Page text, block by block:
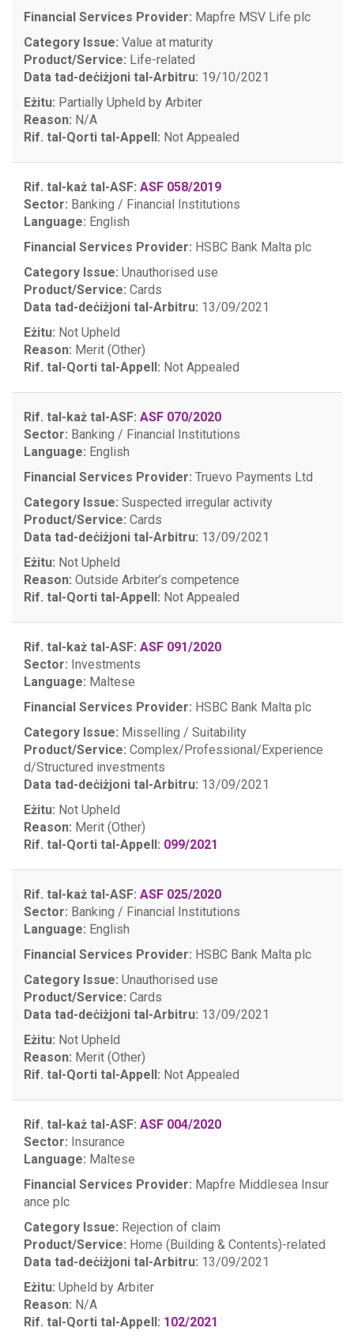
Financial Services Provider: Mapfre MSV Life plc
Category Issue: Value at maturity
Product/Service: Life-related
Data tad-deċiżjoni tal-Arbitru: 19/10/2021
Eżitu: Partially Upheld by Arbiter
Reason: N/A
Rif. tal-Qorti tal-Appell: Not Appealed
Rif. tal-każ tal-ASF: ASF 058/2019
Sector: Banking / Financial Institutions
Language: English
Financial Services Provider: HSBC Bank Malta plc
Category Issue: Unauthorised use
Product/Service: Cards
Data tad-deċiżjoni tal-Arbitru: 13/09/2021
Eżitu: Not Upheld
Reason: Merit (Other)
Rif. tal-Qorti tal-Appell: Not Appealed
Rif. tal-każ tal-ASF: ASF 070/2020
Sector: Banking / Financial Institutions
Language: English
Financial Services Provider: Truevo Payments Ltd
Category Issue: Suspected irregular activity
Product/Service: Cards
Data tad-deċiżjoni tal-Arbitru: 13/09/2021
Eżitu: Not Upheld
Reason: Outside Arbiter’s competence
Rif. tal-Qorti tal-Appell: Not Appealed
Rif. tal-każ tal-ASF: ASF 091/2020
Sector: Investments
Language: Maltese
Financial Services Provider: HSBC Bank Malta plc
Category Issue: Misselling / Suitability
Product/Service: Complex/Professional/Experience
d/Structured investments
Data tad-deċiżjoni tal-Arbitru: 13/09/2021
Eżitu: Not Upheld
Reason: Merit (Other)
Rif. tal-Qorti tal-Appell: 099/2021
Rif. tal-każ tal-ASF: ASF 025/2020
Sector: Banking / Financial Institutions
Language: English
Financial Services Provider: HSBC Bank Malta plc
Category Issue: Unauthorised use
Product/Service: Cards
Data tad-deċiżjoni tal-Arbitru: 13/09/2021
Eżitu: Not Upheld
Reason: Merit (Other)
Rif. tal-Qorti tal-Appell: Not Appealed
Rif. tal-każ tal-ASF: ASF 004/2020
Sector: Insurance
Language: Maltese
Financial Services Provider: Mapfre Middlesea Insur
ance plc
Category Issue: Rejection of claim
Product/Service: Home (Building & Contents)-related
Data tad-deċiżjoni tal-Arbitru: 13/09/2021
Eżitu: Upheld by Arbiter
Reason: N/A
Rif. tal-Qorti tal-Appell: 102/2021